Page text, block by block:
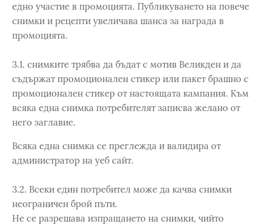
едно участие в промоцията. Публикуването на повече
снимки и рецепти увеличава шанса за награда в
промоцията.
3.1. снимките трябва да бъдат с мотив Великден и да
съдържат промоционален стикер или пакет брашно с
промоционален стикер от настоящата кампания. Към
всяка една снимка потребителят записва желано от
него заглавие.
Всяка една снимка се преглежда и валидира от
администратор на уеб сайт.
3.2. Всеки един потребител може да качва снимки
неограничен брой пъти.
Не се разрешава изпращането на снимки, чийто